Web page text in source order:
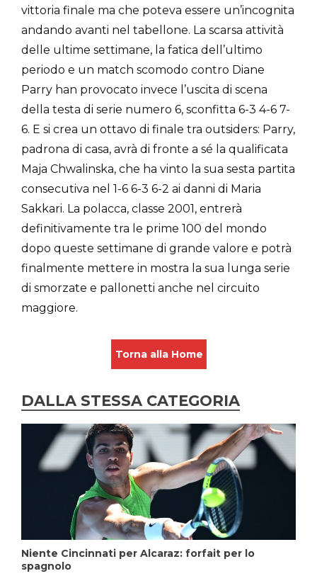
vittoria finale ma che poteva essere un’incognita
andando avanti nel tabellone. La scarsa attività
delle ultime settimane, la fatica dell’ultimo
periodo e un match scomodo contro Diane
Parry han provocato invece l’uscita di scena
della testa di serie numero 6, sconfitta 6-3 4-6 7-
6. E si crea un ottavo di finale tra outsiders: Parry,
padrona di casa, avrà di fronte a sé la qualificata
Maja Chwalinska, che ha vinto la sua sesta partita
consecutiva nel 1-6 6-3 6-2 ai danni di Maria
Sakkari. La polacca, classe 2001, entrerà
definitivamente tra le prime 100 del mondo
dopo queste settimane di grande valore e potrà
finalmente mettere in mostra la sua lunga serie
di smorzate e pallonetti anche nel circuito
maggiore.
Torna alla Home
DALLA STESSA CATEGORIA
Niente Cincinnati per Alcaraz: forfait per lo
spagnolo